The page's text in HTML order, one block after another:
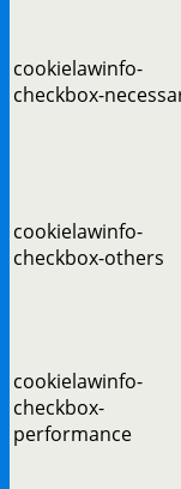
cookielawinfo-
checkbox-
cookielawinfo-
checkbox-others
cookielawinfo-
checkbox-
performance